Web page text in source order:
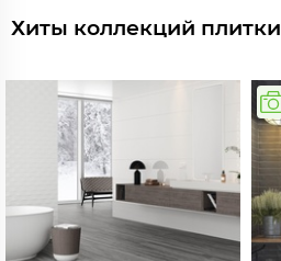
Хиты коллекций плитки